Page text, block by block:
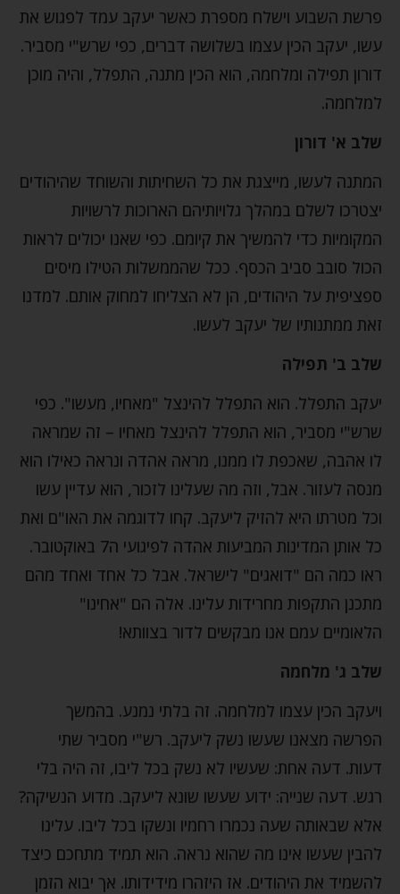
פרשת השבוע וישלח מספרת כאשר יעקב עמד לפגוש את
עשו, יעקב הכין עצמו בשלושה דברים, כפי שרש"י מסביר.
דורון תפילה ומלחמה, הוא הכין מתנה, התפלל, והיה מוכן
למלחמה.
שלב א' דורון
המתנה לעשו, מייצגת את כל השחיתות והשוחד שהיהודים
יצטרכו לשלם במהלך גלויותיהם הארוכות לרשויות
המקומיות כדי להמשיך את קיומם. כפי שאנו יכולים לראות
הכול סובב סביב הכסף. ככל שהממשלות הטילו מיסים
ספציפית על היהודים, הן לא הצליחו למחוק אותם. למדנו
זאת ממתנותיו של יעקב לעשו.
שלב ב' תפילה
יעקב התפלל. הוא התפלל להינצל "מאחיו, מעשו". כפי
שרש"י מסביר, הוא התפלל להינצל מאחיו – זה שמראה
לו אהבה, שאכפת לו ממנו, מראה אהדה ונראה כאילו הוא
מנסה לעזור. אבל, וזה מה שעלינו לזכור, הוא עדיין עשו
וכל מטרתו היא להזיק ליעקב. קחו לדוגמה את האו"ם ואת
כל אותן המדינות המביעות אהדה לפיגועי ה7 באוקטובר.
ראו כמה הם "דואגים" לישראל. אבל כל אחד ואחד מהם
מתכנן התקפות מחרידות עלינו. אלה הם "אחינו"
הלאומיים עמם אנו מבקשים לדור בצוותא!
שלב ג' מלחמה
ויעקב הכין עצמו למלחמה. זה בלתי נמנע. בהמשך
הפרשה מצאנו שעשו נשק ליעקב. רש"י מסביר שתי
דעות. דעה אחת: שעשיו לא נשק בכל ליבו, זה היה בלי
רגש. דעה שנייה: ידוע שעשו שונא ליעקב. מדוע הנשיקה?
אלא שבאותה שעה נכמרו רחמיו ונשקו בכל ליבו. עלינו
להבין שעשו אינו מה שהוא נראה. הוא תמיד מתחכם כיצד
להשמיד את היהודים. אז היזהרו מידידותו. אך יבוא הזמן